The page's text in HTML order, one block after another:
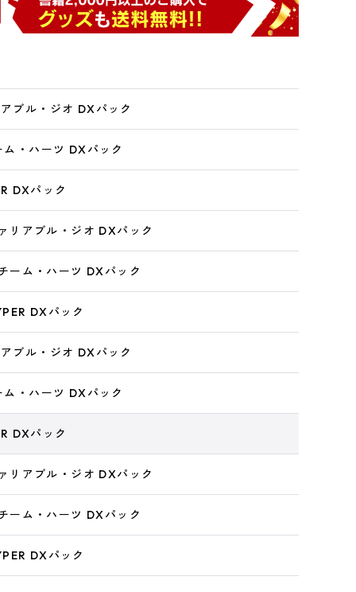
ブル・ジオ DXパック
・ハーツ DXパック
DXパック
リアブル・ジオ DXパック
ーム・ハーツ DXパック
DXパック
ブル・ジオ DXパック
・ハーツ DXパック
DXパック
リアブル・ジオ DXパック
ーム・ハーツ DXパック
DXパック